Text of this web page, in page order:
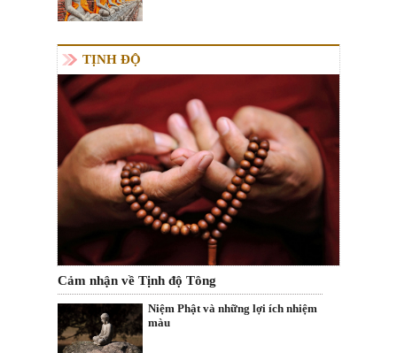
TỊNH ĐỘ
Cảm nhận về Tịnh độ Tông
Niệm Phật và những lợi ích nhiệm
màu